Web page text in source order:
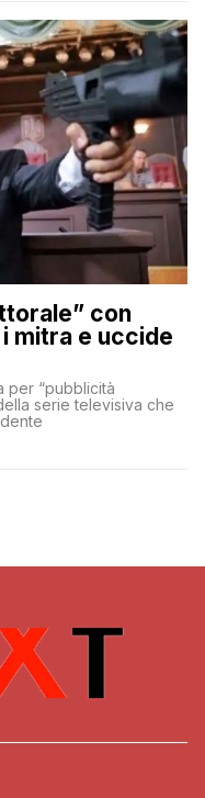
con
mitra e uccide
per “pubblicità
serie televisiva che